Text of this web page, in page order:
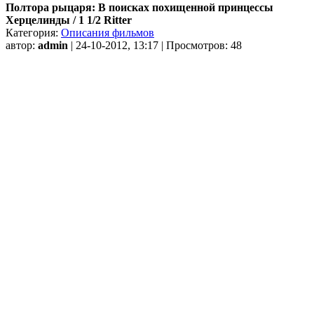
Полтора рыцаря: В поисках похищенной принцессы
Херцелинды / 1 1/2 Ritter
Категория: Описания фильмов
автор: admin | 24-10-2012, 13:17 | Просмотров: 48